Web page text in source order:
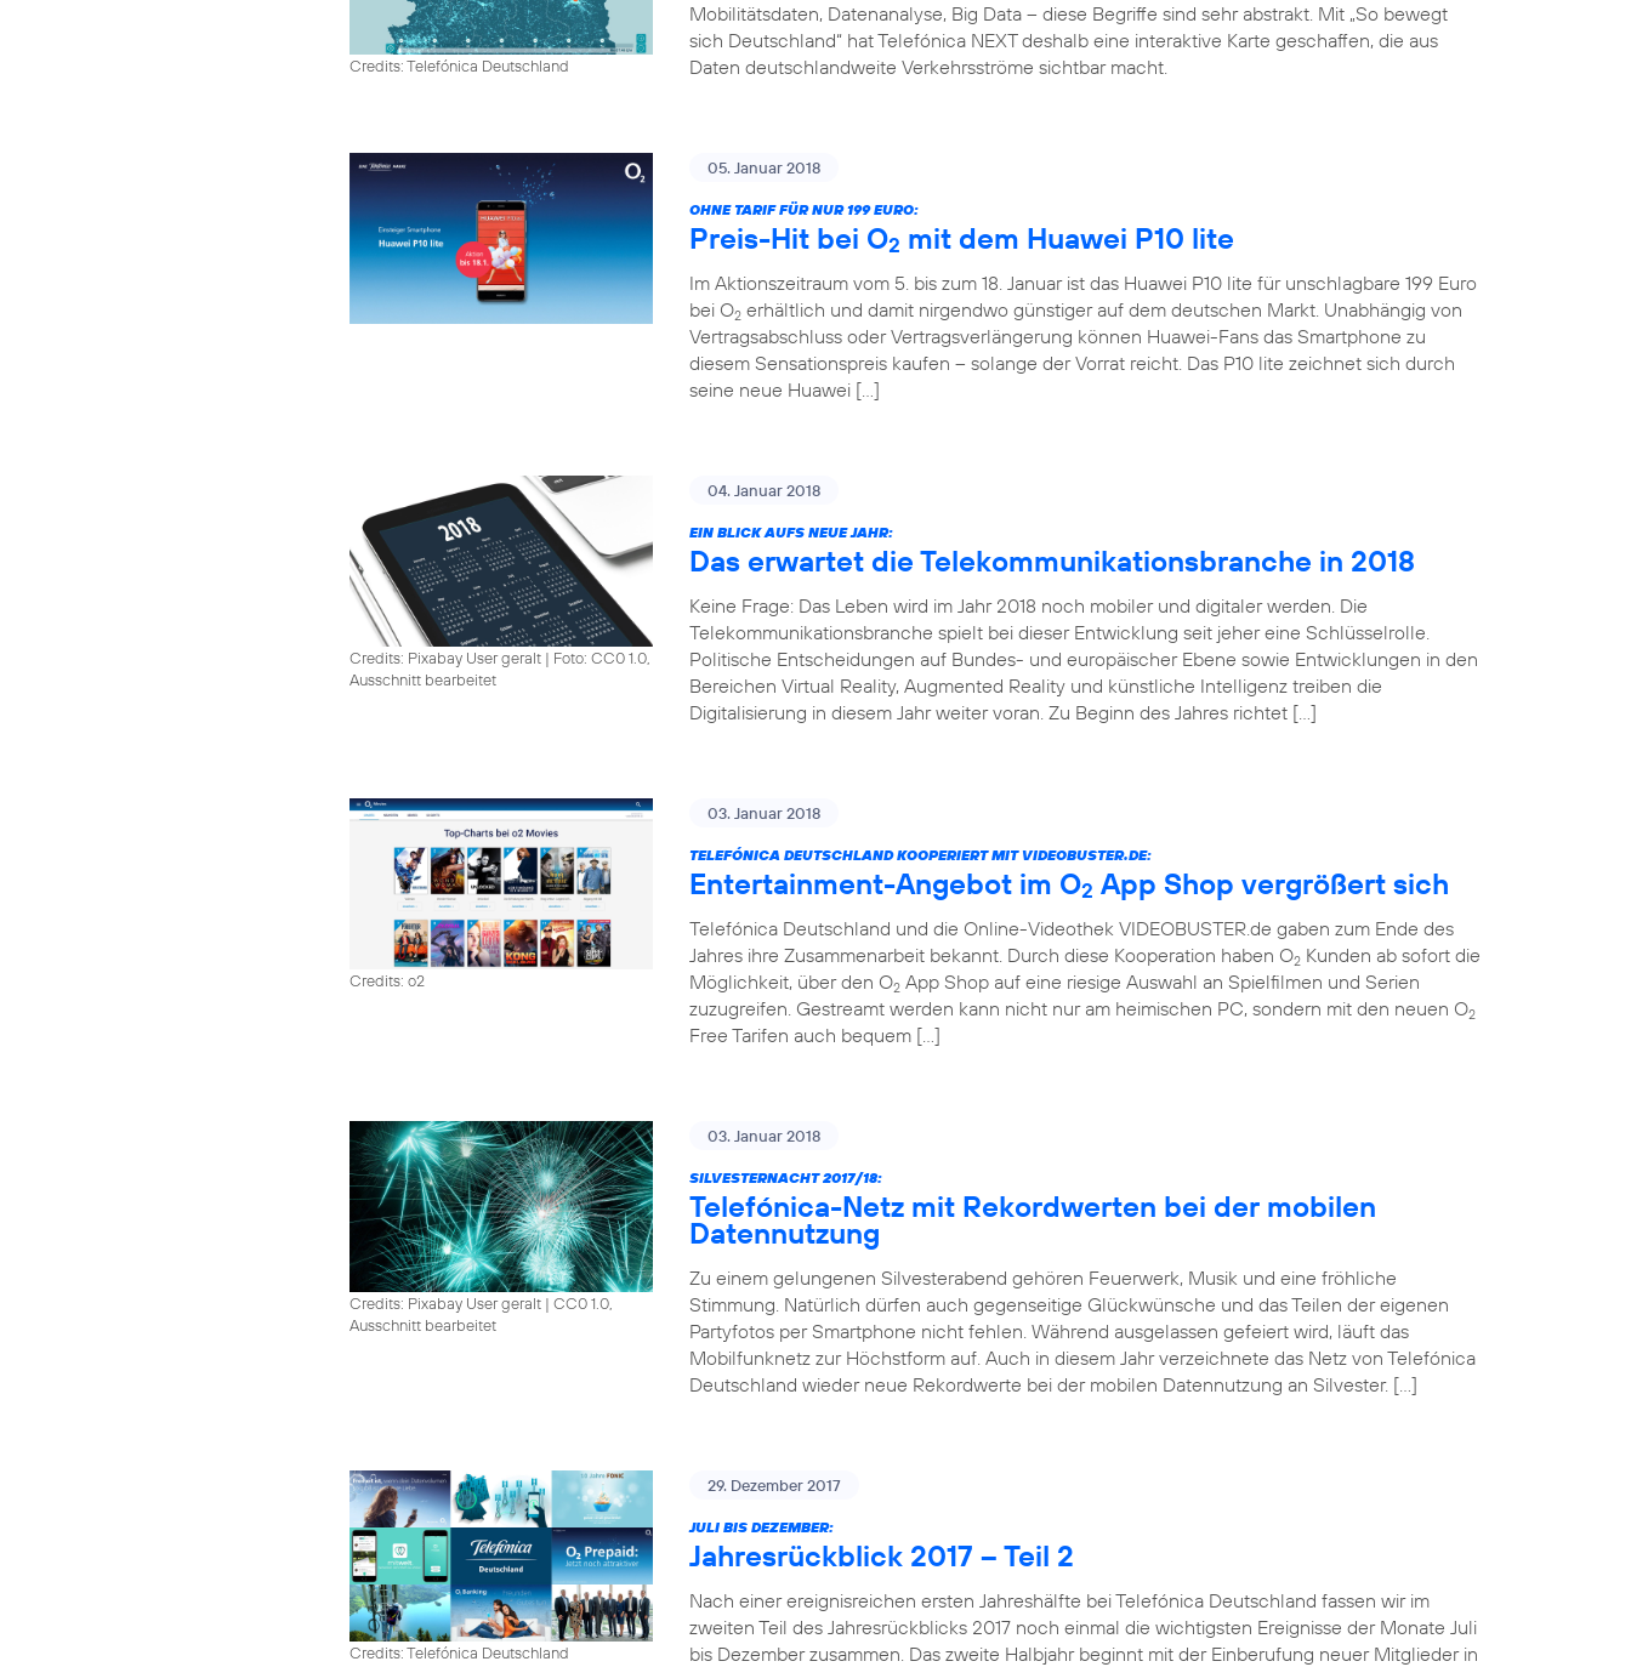
Credits: Telefónica Deutschland
Mobilitätsdaten, Datenanalyse, Big Data – diese Begriffe sind sehr abstrakt. Mit „So bewegt
sich Deutschland“ hat Telefónica NEXT deshalb eine interaktive Karte geschaffen, die aus
Daten deutschlandweite Verkehrsströme sichtbar macht.
05. Januar 2018
OHNE TARIF FÜR NUR 199 EURO:
Preis-Hit bei O2 mit dem Huawei P10 lite
Im Aktionszeitraum vom 5. bis zum 18. Januar ist das Huawei P10 lite für unschlagbare 199 Euro
bei O2 erhältlich und damit nirgendwo günstiger auf dem deutschen Markt. Unabhängig von
Vertragsabschluss oder Vertragsverlängerung können Huawei-Fans das Smartphone zu
diesem Sensationspreis kaufen – solange der Vorrat reicht. Das P10 lite zeichnet sich durch
seine neue Huawei […]
Credits: Pixabay User geralt | Foto: CC0 1.0,
Ausschnitt bearbeitet
04. Januar 2018
EIN BLICK AUFS NEUE JAHR:
Das erwartet die Telekommunikationsbranche in 2018
Keine Frage: Das Leben wird im Jahr 2018 noch mobiler und digitaler werden. Die
Telekommunikationsbranche spielt bei dieser Entwicklung seit jeher eine Schlüsselrolle.
Politische Entscheidungen auf Bundes- und europäischer Ebene sowie Entwicklungen in den
Bereichen Virtual Reality, Augmented Reality und künstliche Intelligenz treiben die
Digitalisierung in diesem Jahr weiter voran. Zu Beginn des Jahres richtet […]
Credits: o2
03. Januar 2018
TELEFÓNICA DEUTSCHLAND KOOPERIERT MIT VIDEOBUSTER.DE:
Entertainment-Angebot im O2 App Shop vergrößert sich
Telefónica Deutschland und die Online-Videothek VIDEOBUSTER.de gaben zum Ende des
Jahres ihre Zusammenarbeit bekannt. Durch diese Kooperation haben O2 Kunden ab sofort die
Möglichkeit, über den O2 App Shop auf eine riesige Auswahl an Spielfilmen und Serien
zuzugreifen. Gestreamt werden kann nicht nur am heimischen PC, sondern mit den neuen O2
Free Tarifen auch bequem […]
Credits: Pixabay User geralt | CC0 1.0,
Ausschnitt bearbeitet
03. Januar 2018
SILVESTERNACHT 2017/18:
Telefónica-Netz mit Rekordwerten bei der mobilen
Datennutzung
Zu einem gelungenen Silvesterabend gehören Feuerwerk, Musik und eine fröhliche
Stimmung. Natürlich dürfen auch gegenseitige Glückwünsche und das Teilen der eigenen
Partyfotos per Smartphone nicht fehlen. Während ausgelassen gefeiert wird, läuft das
Mobilfunknetz zur Höchstform auf. Auch in diesem Jahr verzeichnete das Netz von Telefónica
Deutschland wieder neue Rekordwerte bei der mobilen Datennutzung an Silvester. […]
Credits: Telefónica Deutschland
29. Dezember 2017
JULI BIS DEZEMBER:
Jahresrückblick 2017 – Teil 2
Nach einer ereignisreichen ersten Jahreshälfte bei Telefónica Deutschland fassen wir im
zweiten Teil des Jahresrückblicks 2017 noch einmal die wichtigsten Ereignisse der Monate Juli
bis Dezember zusammen. Das zweite Halbjahr beginnt mit der Einberufung neuer Mitglieder in